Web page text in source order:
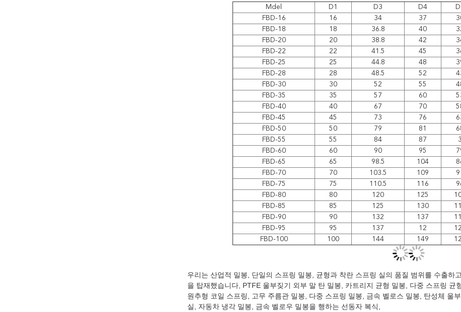
Mdel D1 D3 D4
FBD-16
16 34 37
FBD-18
18 36.8 40
FBD-20
20 38.8 42
FBD-22
22 41.5 45
FBD-25
25 44.8 48
FBD-28
28 48.5 52
FBD-30
30 52 55
FBD-35
35 57 60
FBD-40
40 67 70
FBD-45
45 73 76
FBD-50
50 79 81
FBD-55
55 84 87 3
FBD-60
60 90 95
FBD-65
65 98.5 104
FBD-70
70 103.5 109
FBD-75
75 110.5 116
FBD-80
80 120 125
FBD-85
85 125 130
FBD-90
90 132 137
FBD-95
95 137 12
FBD-100
100 144 149
우리는 산업적 밀봉, 단일의 스프링 밀봉, 균형과 착란 스프링 실의 품질 범위를 수출하
을 탑재했습니다, PTFE 울부짖기 외부 말 탄 밀봉, 카트리지 균형 밀봉, 다중 스프링 균
원추형 코일 스프링, 고무 주름관 밀봉, 다중 스프링 밀봉, 금속 벨로스 밀봉, 탄성체 울
실, 자동차 냉각 밀봉, 금속 벨로우 밀봉을 행하는 선동자 복식,